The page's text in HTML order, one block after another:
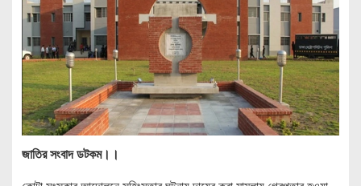
জাতির সংবাদ ডটকম।।